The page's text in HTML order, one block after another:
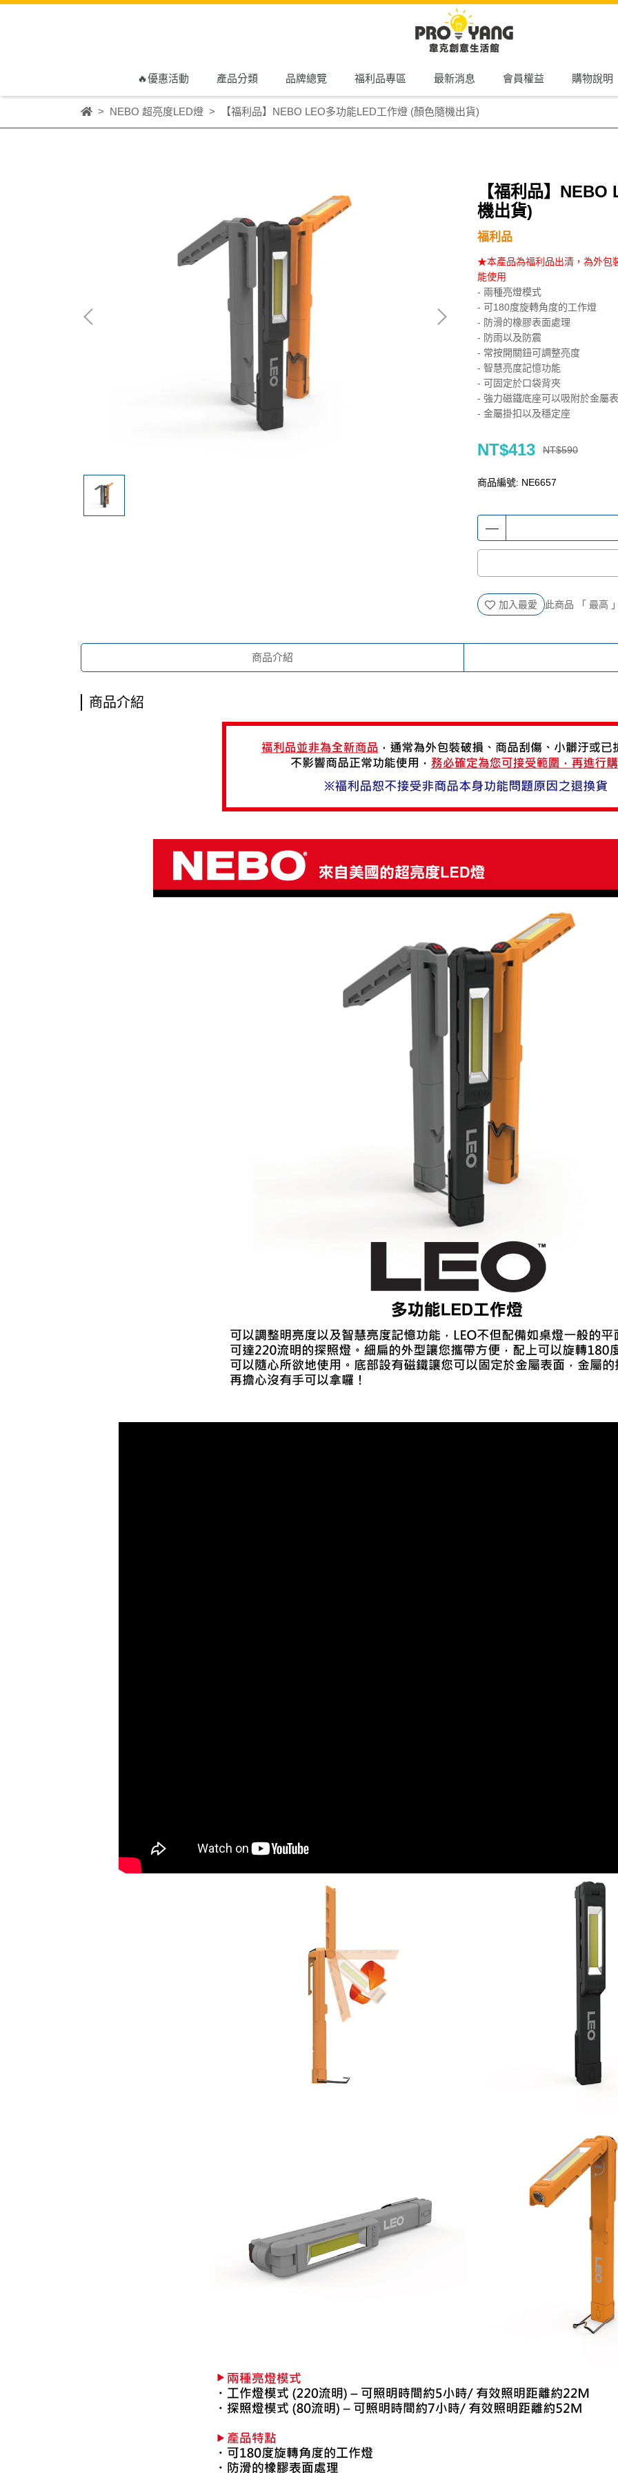
🔥優惠活動 產品分類 品牌總覽 福利品專區 最新消息 會員權益 購物說明
NEBO 超亮度LED燈 【福利品】NEBO LEO多功能LED工作燈 (顏色隨機出貨)
【福利品】
機出貨)
★本產品為福利品出清，為外包
能使用
- 兩種亮燈模式
- 可180度旋轉角度的工作燈
- 防滑的橡膠表面處理
- 防雨以及防震
- 常按開關鈕可調整亮度
- 智慧亮度記憶功能
- 可固定於口袋背夾
- 強力磁鐵底座可以吸附於金屬
- 金屬掛扣以及穩定座
福利品
NT$413 NT$590
商品編號: NE6657
加入最愛 此商品 「 最高
商品介紹
商品介紹